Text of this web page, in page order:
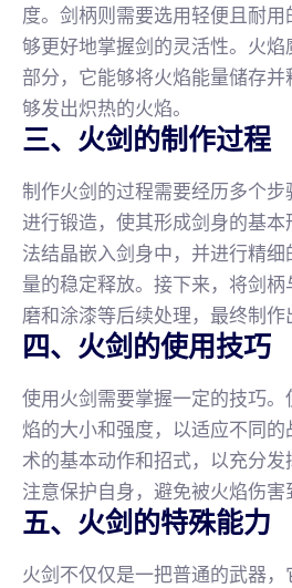
度。剑柄则需要选用轻便且耐
够更好地掌握剑的灵活性。火
部分，它能够将火焰能量储存
够发出炽热的火焰。
三、火剑的制作过程
制作火剑的过程需要经历多个
进行锻造，使其形成剑身的基
法结晶嵌入剑身中，并进行精
量的稳定释放。接下来，将剑
磨和涂漆等后续处理，最终制作
四、火剑的使用技巧
使用火剑需要掌握一定的技巧
焰的大小和强度，以适应不同的
术的基本动作和招式，以充分
注意保护自身，避免被火焰伤害
五、火剑的特殊能力
火剑不仅仅是一把普通的武器